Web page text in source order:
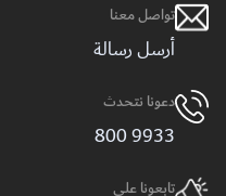
تواصل معنا
أرسل رسالة
دعونا نتحدث
9933 800
تابعونا على